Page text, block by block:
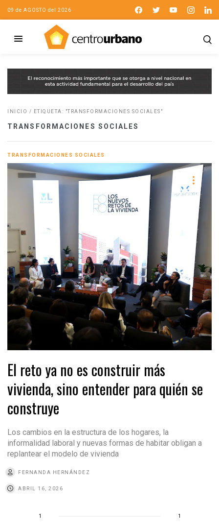
09 de AGOSTO del 2026
INICIO / ETIQUETA: "TRANSFORMACIONES SOCIALES"
TRANSFORMACIONES SOCIALES
TRANSFORMACIONES SOCIALES
El reto ya no es construir más
vivienda, sino entender para quién se
construye
Los cambios en la estructura de los hogares, la
informalidad laboral y nuevas formas de habitar obligan a
replantear el modelo de vivienda
FERNANDA HERNÁNDEZ
ABRIL 16, 2026
1 1